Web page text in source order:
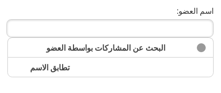
اسم العضو:
البحث عن المشاركات بواسطة العضو
تطابق الاسم